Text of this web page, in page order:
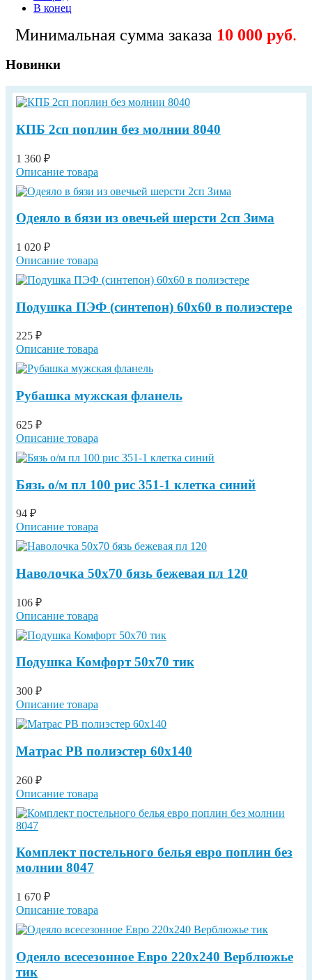
В конец
Минимальная сумма заказа 10 000 руб.
Новинки
КПБ 2сп поплин без молнии 8040
1 360 ₽
Описание товара
Одеяло в бязи из овечьей шерсти 2сп Зима
1 020 ₽
Описание товара
Подушка ПЭФ (синтепон) 60х60 в полиэстере
225 ₽
Описание товара
Рубашка мужская фланель
625 ₽
Описание товара
Бязь о/м пл 100 рис 351-1 клетка синий
94 ₽
Описание товара
Наволочка 50х70 бязь бежевая пл 120
106 ₽
Описание товара
Подушка Комфорт 50х70 тик
300 ₽
Описание товара
Матрас РВ полиэстер 60х140
260 ₽
Описание товара
Комплект постельного белья евро поплин без
молнии 8047
1 670 ₽
Описание товара
Одеяло всесезонное Евро 220х240 Верблюжье
тик